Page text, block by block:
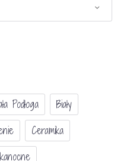
Podłoga
Biały
Ceramika